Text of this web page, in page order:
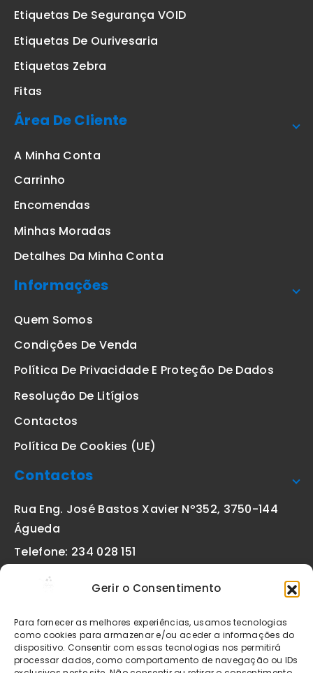
Gerir o Consentimento
Para fornecer as melhores experiências, usamos tecnologias
como cookies para armazenar e/ou aceder a informações do
dispositivo. Consentir com essas tecnologias nos permitirá
processar dados, como comportamento de navegação ou IDs
Etiquetas De Segurança VOID
Etiquetas De Ourivesaria
Etiquetas Zebra
Fitas
Área De Cliente
A Minha Conta
Carrinho
Encomendas
Minhas Moradas
Detalhes Da Minha Conta
Informações
Quem Somos
Condições De Venda
Política De Privacidade E Proteção De Dados
Resolução De Litígios
Contactos
Política De Cookies (UE)
Contactos
Rua Eng. José Bastos Xavier Nº352, 3750-144
Águeda
Telefone: 234 028 151
geral@etiquetas-online.pt
Os preços indicados incluem IVA à taxa legal em vigor. Todos